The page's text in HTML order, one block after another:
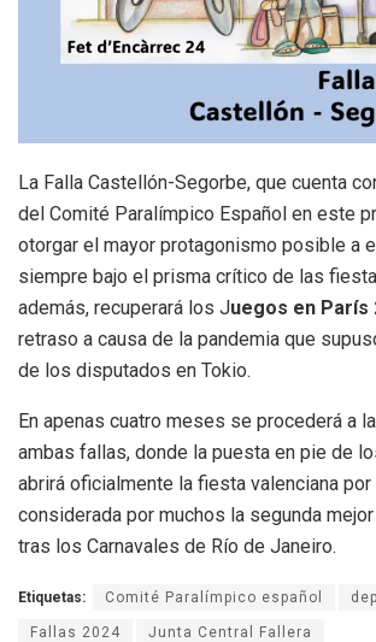
La Falla Castellón-Segorbe, que cuenta
del Comité Paralímpico Español en este
otorgar el mayor protagonismo posible a
siempre bajo el prisma crítico de las
además, recuperará los Juegos en París
retraso a causa de la pandemia que
de los disputados en Tokio.
En apenas cuatro meses se procederá a la
ambas fallas, donde la puesta en pie de
abrirá oficialmente la fiesta valenciana
considerada por muchos la segunda
tras los Carnavales de Río de Janeiro.
Etiquetas: Comité Paralímpico español
Fallas 2024 Junta Central Fallera